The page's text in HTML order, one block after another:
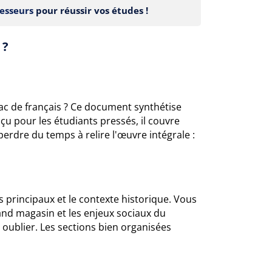
pour réussir vos études !
de français ? Ce document synthétise
pour les étudiants pressés, il couvre
du temps à relire l'œuvre intégrale :
principaux et le contexte historique. Vous
magasin et les enjeux sociaux du
Les sections bien organisées